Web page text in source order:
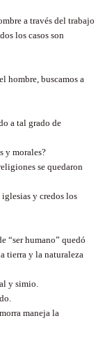
a través del trabajo
los casos son
hombre, buscamos a
a tal grado de
y morales?
se quedaron
y credos los
“ser humano” quedó
tierra y la naturaleza
y simio.
maneja la